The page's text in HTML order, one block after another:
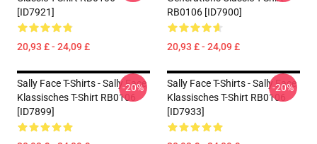
[ID7921]
20,93 £ - 24,09 £
RB0106 [ID7900]
20,93 £ - 24,09 £
Sally Face T-Shirts - Sally Face
Klassisches T-Shirt RB0106
[ID7899]
-20%
Sally Face T-Shirts - Sally Face
Klassisches T-Shirt RB0106
[ID7933]
-20%